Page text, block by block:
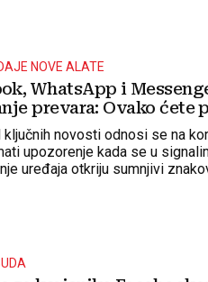
NOVE ALATE
WhatsApp i
prevara: Ovako ćete
ključnih novosti odnosi se na
upozorenje kada se u
uređaja otkriju sumnjivi